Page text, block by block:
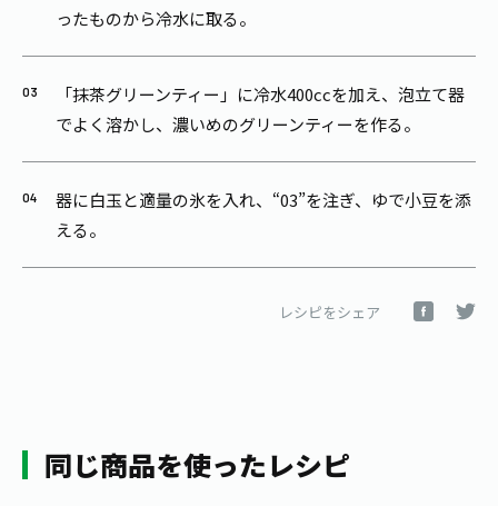
ったものから冷水に取る。
「抹茶グリーンティー」に冷水400ccを加え、泡立て器
でよく溶かし、濃いめのグリーンティーを作る。
器に白玉と適量の氷を入れ、“03”を注ぎ、ゆで小豆を添
える。
レシピをシェア
同じ商品を使ったレシピ